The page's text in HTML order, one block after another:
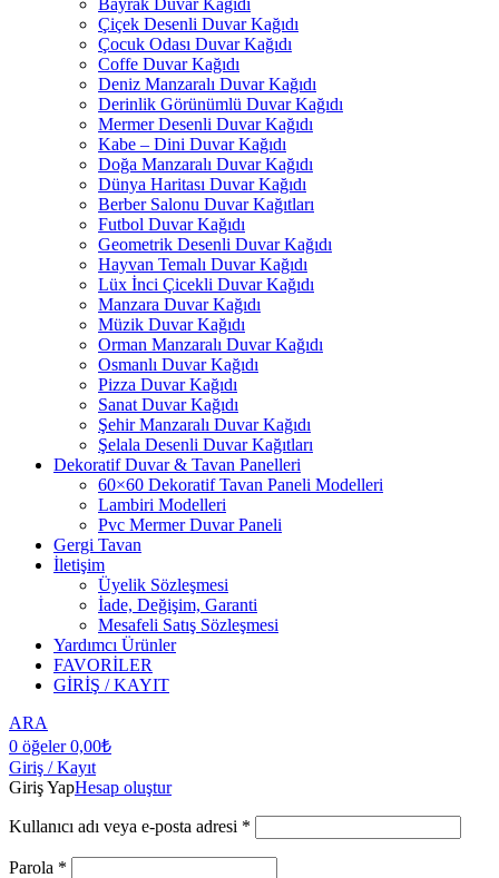
Çiçek Desenli Duvar Kağıdı
Çocuk Odası Duvar Kağıdı
Coffe Duvar Kağıdı
Deniz Manzaralı Duvar Kağıdı
Derinlik Görünümlü Duvar Kağıdı
Mermer Desenli Duvar Kağıdı
Kabe – Dini Duvar Kağıdı
Doğa Manzaralı Duvar Kağıdı
Dünya Haritası Duvar Kağıdı
Berber Salonu Duvar Kağıtları
Futbol Duvar Kağıdı
Geometrik Desenli Duvar Kağıdı
Hayvan Temalı Duvar Kağıdı
Lüx İnci Çicekli Duvar Kağıdı
Manzara Duvar Kağıdı
Müzik Duvar Kağıdı
Orman Manzaralı Duvar Kağıdı
Osmanlı Duvar Kağıdı
Pizza Duvar Kağıdı
Sanat Duvar Kağıdı
Şehir Manzaralı Duvar Kağıdı
Şelala Desenli Duvar Kağıtları
Dekoratif Duvar & Tavan Panelleri
60×60 Dekoratif Tavan Paneli Modelleri
Lambiri Modelleri
Pvc Mermer Duvar Paneli
Gergi Tavan
İletişim
Üyelik Sözleşmesi
İade, Değişim, Garanti
Mesafeli Satış Sözleşmesi
Yardımcı Ürünler
FAVORİLER
GİRİŞ / KAYIT
ARA
0 öğeler 0,00₺
Giriş / Kayıt
Giriş YapHesap oluştur
Kullanıcı adı veya e-posta adresi *
Parola *